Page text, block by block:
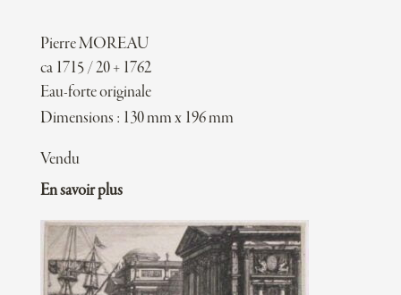
Pierre MOREAU
ca 1715 / 20 + 1762
Eau-forte originale
Dimensions : 130 mm x 196 mm
Vendu
En savoir plus